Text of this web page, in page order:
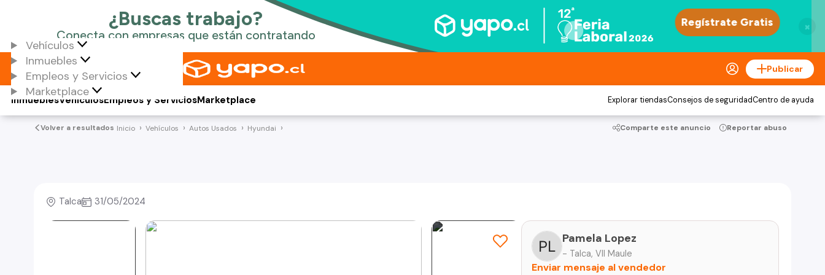
×
Vehículos
Inmuebles
Empleos y Servicios
Marketplace
Publicar
Vehículos
Inmuebles Empleos y ServiciosMarketplace Explorar tiendasConsejos de seguridadCentro de ayuda
Volver a resultados Inicio Vehículos Autos Usados Hyundai Comparte este anuncio Reportar abuso
Talca 31/05/2024
Pamela Lopez
- Talca, VII Maule
Enviar mensaje al vendedor